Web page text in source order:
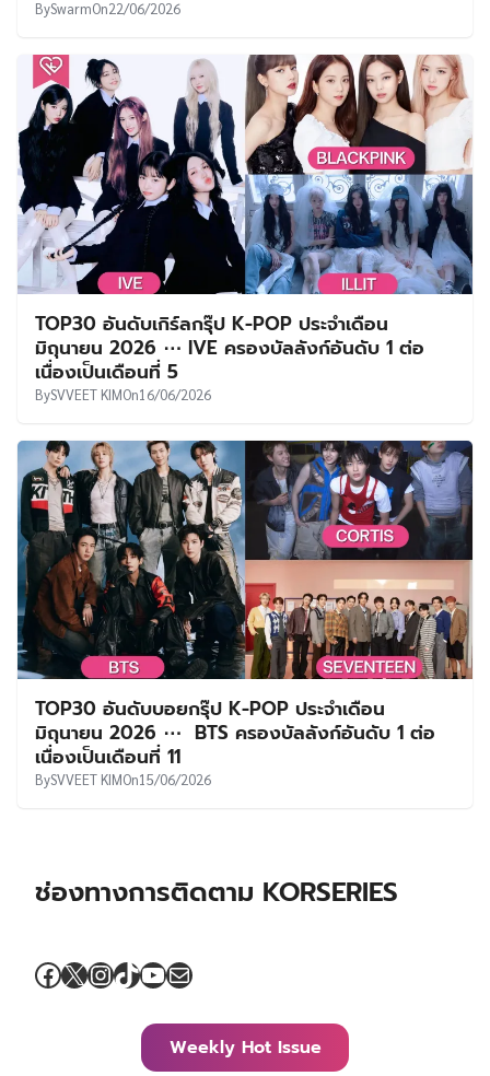
BySwarmOn22/06/2026
TOP30 อันดับเกิร์ลกรุ๊ป K-POP ประจำเดือน
มิถุนายน 2026 ⋯ IVE ครองบัลลังก์อันดับ 1 ต่อ
เนื่องเป็นเดือนที่ 5
BySVVEET KIMOn16/06/2026
TOP30 อันดับบอยกรุ๊ป K-POP ประจำเดือน
มิถุนายน 2026 ⋯ BTS ครองบัลลังก์อันดับ 1 ต่อ
เนื่องเป็นเดือนที่ 11
BySVVEET KIMOn15/06/2026
ช่องทางการติดตาม KORSERIES
Facebook
X Instagram
TikTok
YouTube
Mail
Weekly Hot Issue